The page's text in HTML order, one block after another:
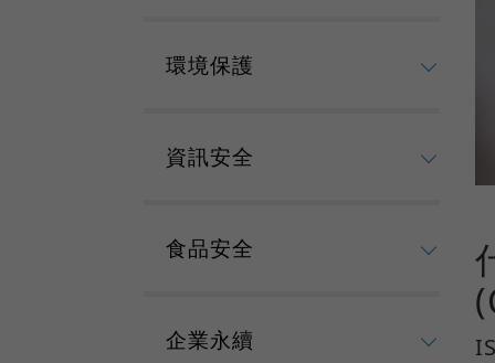
環境保護
資訊安全
食品安全
企業永續